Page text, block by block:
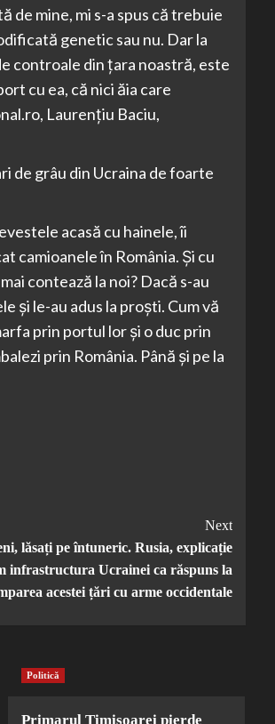
de mine, mi s-a spus că trebuie
genetic sau nu. Dar la
controale din țara noastră, este
cu ea, că nici ăia care
Laurențiu Baciu,
de grâu din Ucraina de foarte
acasă cu hainele, îi
camioanele în România. Și cu
contează la noi? Dacă s-au
și le-au adus la proști. Cum vă
prin portul lor și o duc prin
prin România. Până și pe la
Next
lăsați pe întuneric. Rusia, explicație
infrastructura Ucrainei ca răspuns la
acestei țări cu arme occidentale
Politică
Primarul Timișoarei pierde